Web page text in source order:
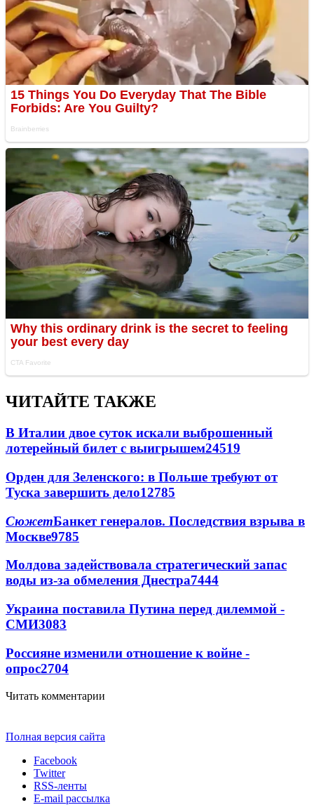
ЧИТАЙТЕ ТАКЖЕ
В Италии двое суток искали выброшенный
лотерейный билет с выигрышем24519
Орден для Зеленского: в Польше требуют от
Туска завершить дело12785
СюжетБанкет генералов. Последствия взрыва в
Москве9785
Молдова задействовала стратегический запас
воды из-за обмеления Днестра7444
Украина поставила Путина перед дилеммой -
СМИ3083
Россияне изменили отношение к войне -
опрос2704
Читать комментарии
Полная версия сайта
Facebook
Twitter
RSS-ленты
E-mail рассылка